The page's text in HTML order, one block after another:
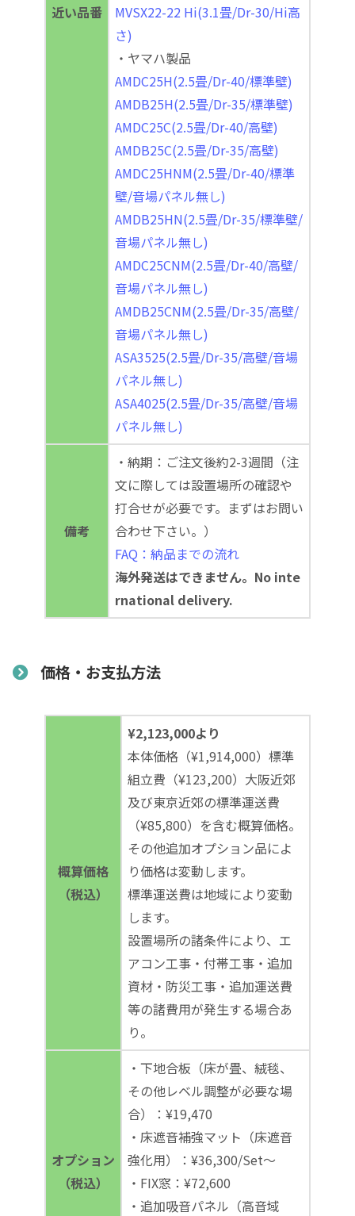
近い品番
MVSX22-22 Hi(3.1畳/Dr-30/Hi高
さ)
・ヤマハ製品
AMDC25H(2.5畳/Dr-40/標準壁)
AMDB25H(2.5畳/Dr-35/標準壁)
AMDC25C(2.5畳/Dr-40/高壁)
AMDB25C(2.5畳/Dr-35/高壁)
AMDC25HNM(2.5畳/Dr-40/標準
壁/音場パネル無し)
AMDB25HN(2.5畳/Dr-35/標準壁/
音場パネル無し)
AMDC25CNM(2.5畳/Dr-40/高壁/
音場パネル無し)
AMDB25CNM(2.5畳/Dr-35/高壁/
音場パネル無し)
ASA3525(2.5畳/Dr-35/高壁/音場
パネル無し)
ASA4025(2.5畳/Dr-35/高壁/音場
パネル無し)
備考
・納期：ご注文後約2-3週間（注
文に際しては設置場所の確認や
打合せが必要です。まずはお問い
合わせ下さい。）
FAQ：納品までの流れ
海外発送はできません。No inte
rnational delivery.
価格・お支払方法
概算価格
（税込）
¥2,123,000より
本体価格（¥1,914,000）標準
組立費（¥123,200）大阪近郊
及び東京近郊の標準運送費
（¥85,800）を含む概算価格。
その他追加オプション品によ
り価格は変動します。
標準運送費は地域により変動
します。
設置場所の諸条件により、エ
アコン工事・付帯工事・追加
資材・防災工事・追加運送費
等の諸費用が発生する場合あ
り。
オプション
（税込）
・下地合板（床が畳、絨毯、
その他レベル調整が必要な場
合）：¥19,470
・床遮音補強マット（床遮音
強化用）：¥36,300/Set～
・FIX窓：¥72,600
・追加吸音パネル（高音域